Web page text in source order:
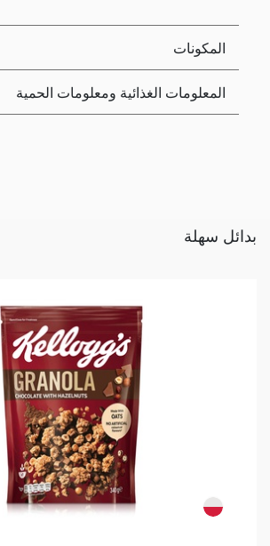
المكونات
المعلومات الغذائية ومعلومات الحمية
بدائل سهلة